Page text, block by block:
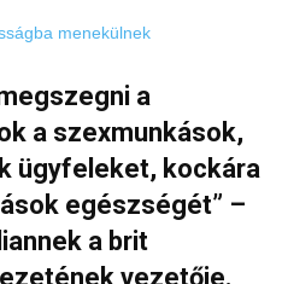
a
a szexmunkások,
ügyfeleket, kockára
egészségét” –
a brit
vezetője.